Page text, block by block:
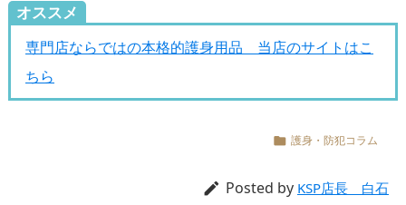
オススメ
専門店ならではの本格的護身用品 当店のサイトはこ
ちら
 護身・防犯コラム
 Posted by KSP店長 白石